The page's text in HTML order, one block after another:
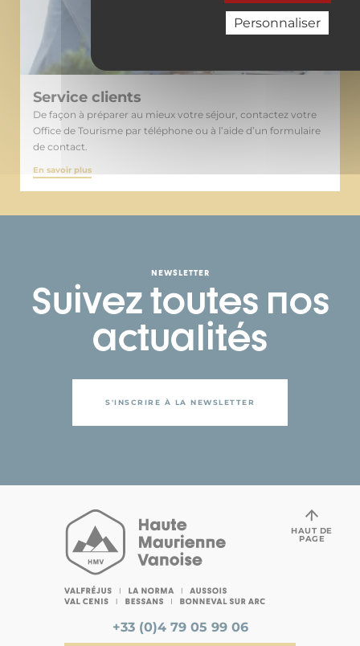
Personnaliser
Service clients
De façon à préparer au mieux votre séjour, contactez votre
Office de Tourisme par téléphone ou à l’aide d’un formulaire
de contact.
En savoir plus
NEWSLETTER
Suivez toutes nos
actualités
S'INSCRIRE À LA NEWSLETTER
+33 (0)4 79 05 99 06
HAUT DE
PAGE